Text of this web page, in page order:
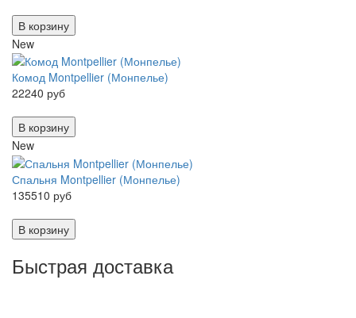
В корзину
New
Комод Montpellier (Монпелье)
22240 руб
В корзину
New
Спальня Montpellier (Монпелье)
135510 руб
В корзину
Быстрая доставка